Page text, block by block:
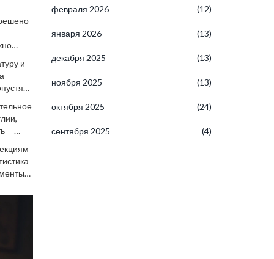
и
—
февраля 2026 (12)
января 2026 (13)
декабря 2025 (13)
ноября 2025 (13)
октября 2025 (24)
сентября 2025 (4)